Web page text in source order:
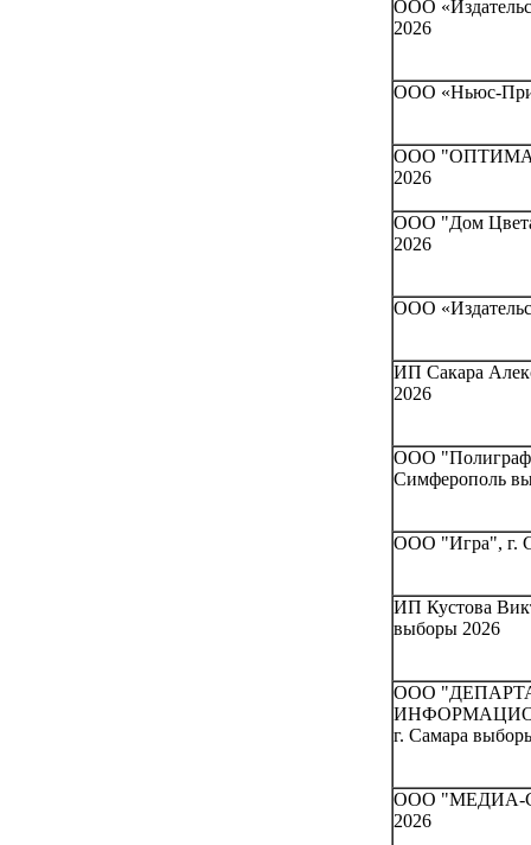
ООО
2026
ООО «Ньюс-
ООО "ОПТИМА-
2026
ООО "Дом
2026
ООО
ИП Сакара
2026
ООО
Симферополь
ООО "Игра", г.
ИП Кустова
выборы 2026
ООО
г. Самара
ООО "МЕДИА-
2026